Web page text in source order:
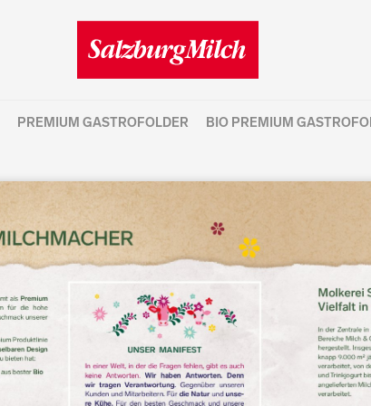
PREMIUM GASTROFOLDER BIO PREMIUM